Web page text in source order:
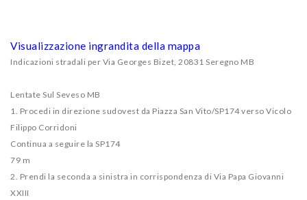
Visualizzazione ingrandita della mappa
Indicazioni stradali per Via Georges Bizet, 20831 Seregno MB
Lentate Sul Seveso MB
1. Procedi in direzione sudovest da Piazza San Vito/​SP174 verso Vicolo
Filippo Corridoni
Continua a seguire la SP174
79 m
2. Prendi la seconda a sinistra in corrispondenza di Via Papa Giovanni
XXIII